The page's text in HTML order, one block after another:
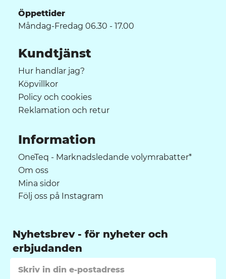
Öppettider
Måndag-Fredag 06.30 - 17.00
Kundtjänst
Hur handlar jag?
Köpvillkor
Policy och cookies
Reklamation och retur
Information
OneTeq - Marknadsledande volymrabatter*
Om oss
Mina sidor
Följ oss på Instagram
Nyhetsbrev